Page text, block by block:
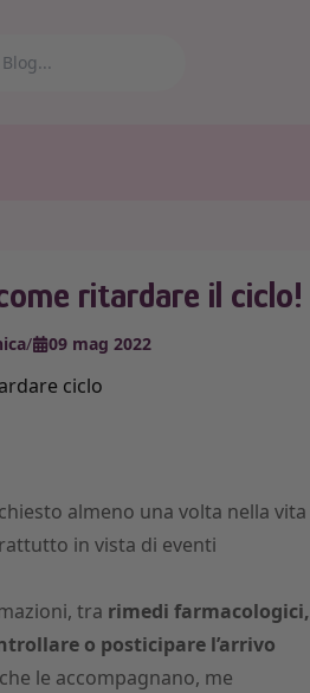
ritardare il ciclo!
/ 09 mag 2022
almeno una volta nella vita
in vista di eventi
tra rimedi farmacologici,
o posticipare l’arrivo
le accompagnano, me